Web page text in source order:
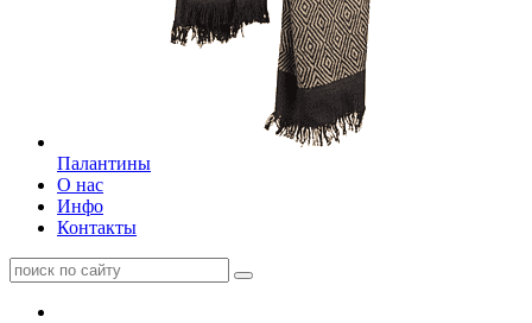
Палантины
О нас
Инфо
Контакты